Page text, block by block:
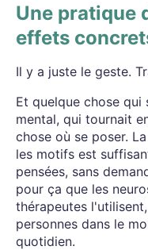
Une pratique
effets
Il y a juste le geste.
Et quelque chose qui
mental, qui tournait
chose où se poser.
les motifs est
pensées, sans
pour ça que les
thérapeutes
personnes dans le
quotidien.